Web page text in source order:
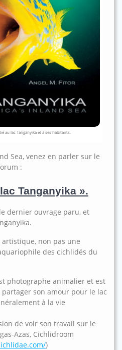
au lac Tanganyika et à ses habitants.
Sea, venez en parler sur le
:
Tanganyika ».
dernier ouvrage paru, et
non pas une
des cichlidés du
photographe animalier et est
son amour pour le lac
à la vie
de voir son travail sur le
Azas, Cichlidroom
)